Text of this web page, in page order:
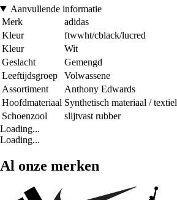
Aanvullende informatie
Merk
adidas
Kleur
ftwwht/cblack/lucred
Kleur
Wit
Geslacht
Gemengd
Leeftijdsgroep
Volwassene
Assortiment
Anthony Edwards
Hoofdmateriaal Synthetisch materiaal / textiel
Schoenzool
slijtvast rubber
Loading...
Loading...
Al onze merken